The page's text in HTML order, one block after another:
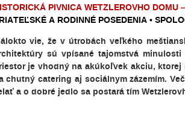
PIVNICA WETZLEROVHO DOMU
A RODINNÉ POSEDENIA •
vie, že v útrobách veľkého
sú vpísané tajomstvá
je vhodný na akúkoľvek akciu,
chutný catering aj sociálnym zázemím.
a o dobré jedlo sa postará tím